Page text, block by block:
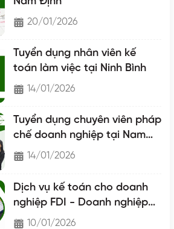
20/01/2026
Tuyển dụng nhân viên kế
toán làm việc tại Ninh Bình
14/01/2026
Tuyển dụng chuyên viên pháp
chế doanh nghiệp tại Nam
Định14/01/2026
Dịch vụ kế toán cho doanh
nghiệp FDI - Doanh nghiệp
nước ngoài
10/01/2026